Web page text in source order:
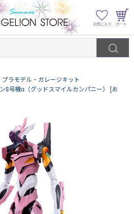
プラモデル・ガレージキット
8号機α（グッドスマイルカンパニー） [お